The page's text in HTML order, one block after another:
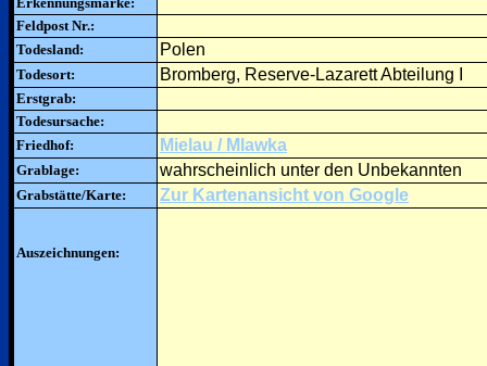
Feldpost Nr.:
Todesland:
Polen
Todesort: Bromberg, Reserve-Lazarett Abteilung I
Erstgrab:
Todesursache:
Friedhof:
Mielau / Mlawka
Grablage: wahrscheinlich unter den Unbekannten
Grabstätte/Karte: Zur Kartenansicht von Google
Auszeichnungen: